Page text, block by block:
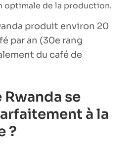
optimale de la production.
produit environ 20
par an (30e rang
du café de
se
à la
?